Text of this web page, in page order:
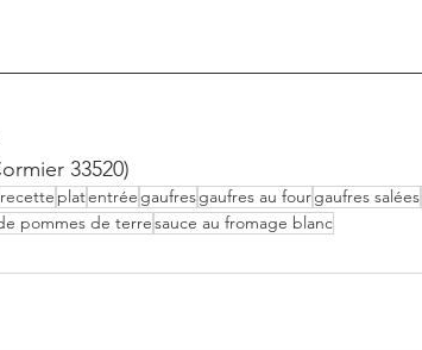
33520)
recette platentrée gaufresgaufres au fourgaufres salées
pommes de terresauce au fromage blanc